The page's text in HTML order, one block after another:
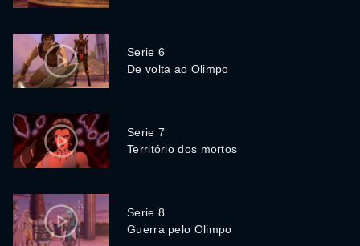
Serie 6
De volta ao Olimpo
Serie 7
Território dos mortos
Serie 8
Guerra pelo Olimpo